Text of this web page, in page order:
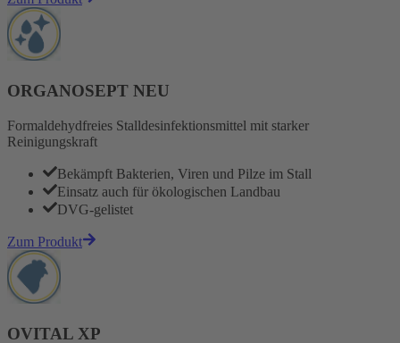
ORGANOSEPT NEU
Formaldehydfreies Stalldesinfektionsmittel mit starker
Reinigungskraft
Bekämpft Bakterien, Viren und Pilze im Stall
Einsatz auch für ökologischen Landbau
DVG-gelistet
Zum Produkt
OVITAL XP